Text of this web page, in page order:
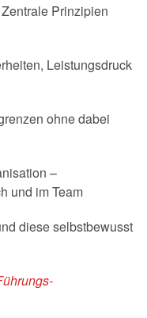
Prinzipien
Leistungsdruck
ohne dabei
–
und im Team
diese selbstbewusst